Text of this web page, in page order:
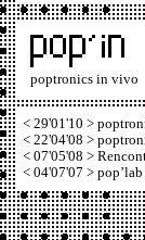
poptronics in vivo
< 29'01'10 >
< 22'04'08 >
< 07'05'08 >
< 04'07'07 > pop’lab